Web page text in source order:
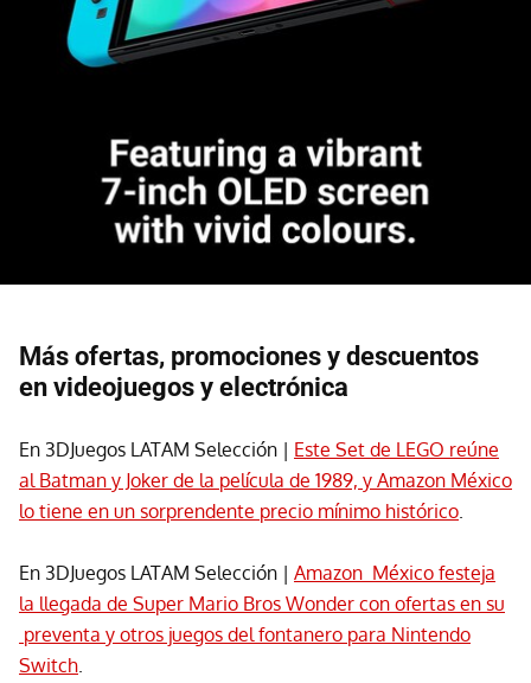
Más ofertas, promociones y descuentos
en videojuegos y electrónica
En 3DJuegos LATAM Selección | Este Set de LEGO reúne
al Batman y Joker de la película de 1989, y Amazon México
lo tiene en un sorprendente precio mínimo histórico.
En 3DJuegos LATAM Selección | Amazon México festeja
la llegada de Super Mario Bros Wonder con ofertas en su
preventa y otros juegos del fontanero para Nintendo
Switch.